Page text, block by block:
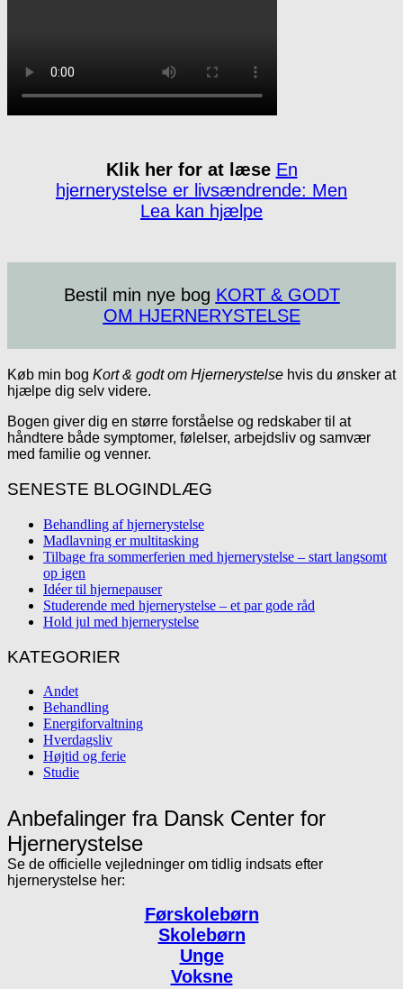
Klik her for at læse En
hjernerystelse er livsændrende: Men
Lea kan hjælpe
Bestil min nye bog KORT & GODT
OM HJERNERYSTELSE
Køb min bog Kort & godt om Hjernerystelse hvis du ønsker at
hjælpe dig selv videre.
Bogen giver dig en større forståelse og redskaber til at
håndtere både symptomer, følelser, arbejdsliv og samvær
med familie og venner.
SENESTE BLOGINDLÆG
Behandling af hjernerystelse
Madlavning er multitasking
Tilbage fra sommerferien med hjernerystelse – start langsomt
op igen
Idéer til hjernepauser
Studerende med hjernerystelse – et par gode råd
Hold jul med hjernerystelse
KATEGORIER
Andet
Behandling
Energiforvaltning
Hverdagsliv
Højtid og ferie
Studie
Anbefalinger fra Dansk Center for
Hjernerystelse
Se de officielle vejledninger om tidlig indsats efter
hjernerystelse her:
Førskolebørn
Skolebørn
Unge
Voksne